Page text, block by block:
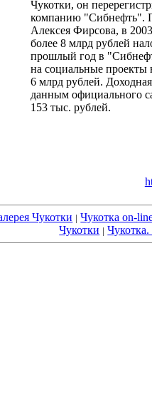
Чукотки, он
компанию "Сибнефть".
Алексея Фирсова, в
более 8 млрд рублей
прошлый год в
на социальные проекты
6 млрд рублей.
данным официального
153 тыс. рублей.
Чукотки | Чукотка on-
Чукотки | Чукотка.